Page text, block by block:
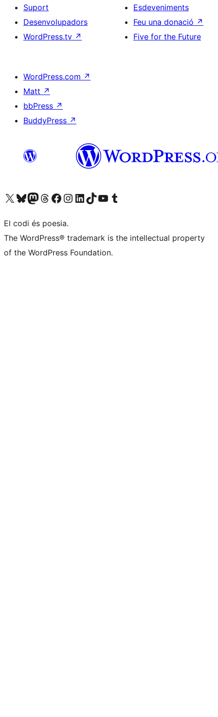
Suport
Desenvolupadors
WordPress.tv ↗
Esdeveniments
Feu una donació ↗
Five for the Future
WordPress.com ↗
Matt ↗
bbPress ↗
BuddyPress ↗
Visiteu el nostre compte X (abans Twitter)
Visiteu el nostre compte de Bluesky
Visiteu el nostre compte al Mastodon
Visiteu el nostre compte de Threads
Visiteu la nostra pàgina al Facebook
Visiteu el nostre compte d'Instagram
Visiteu el nostre compte de LinkedIn
Visiteu el nostre compte de TikTok
Visiteu el nostre canal al YouTube
Visiteu el nostre compte de Tumblr
El codi és poesia.
The WordPress® trademark is the intellectual property
of the WordPress Foundation.